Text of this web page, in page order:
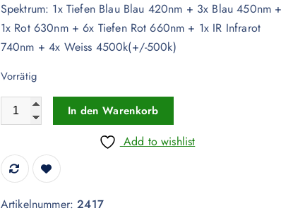
Spektrum: 1x Tiefen Blau Blau 420nm + 3x Blau 450nm +
1x Rot 630nm + 6x Tiefen Rot 660nm + 1x IR Infrarot
740nm + 4x Weiss 4500k(+/-500k)
Vorrätig
40W LED Pflanzenlampe 6 Band Universal 4500K Spektrum
In den Warenkorb
Add to wishlist
Artikelnummer:2417